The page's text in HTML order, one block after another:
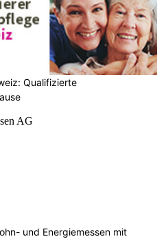
Qualifizierte
und Energiemessen mit